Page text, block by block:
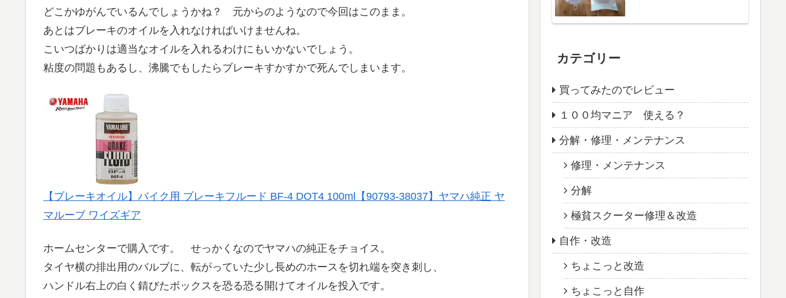
どこかゆがんでいるんでしょうかね？ 元からのようなので今回はこのまま。
あとはブレーキのオイルを入れなければいけませんね。
こいつばかりは適当なオイルを入れるわけにもいかないでしょう。
粘度の問題もあるし、沸騰でもしたらブレーキすかすかで死んでしまいます。
【ブレーキオイル】バイク用 ブレーキフルード BF-4 DOT4 100ml【90793-38037】ヤマハ純正 ヤ
マルーブ ワイズギア
ホームセンターで購入です。 せっかくなのでヤマハの純正をチョイス。
タイヤ横の排出用のバルブに、転がっていた少し長めのホースを切れ端を突き刺し、
ハンドル右上の白く錆びたボックスを恐る恐る開けてオイルを投入です。
カテゴリー
買ってみたのでレビュー
１００均マニア 使える？
分解・修理・メンテナンス
修理・メンテナンス
分解
極貧スクーター修理＆改造
自作・改造
ちょこっと改造
ちょこっと自作